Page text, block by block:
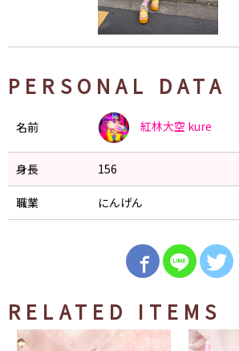
PERSONAL DATA
名前 紅林大空 kure
身長 156
職業 にんげん
RELATED ITEMS